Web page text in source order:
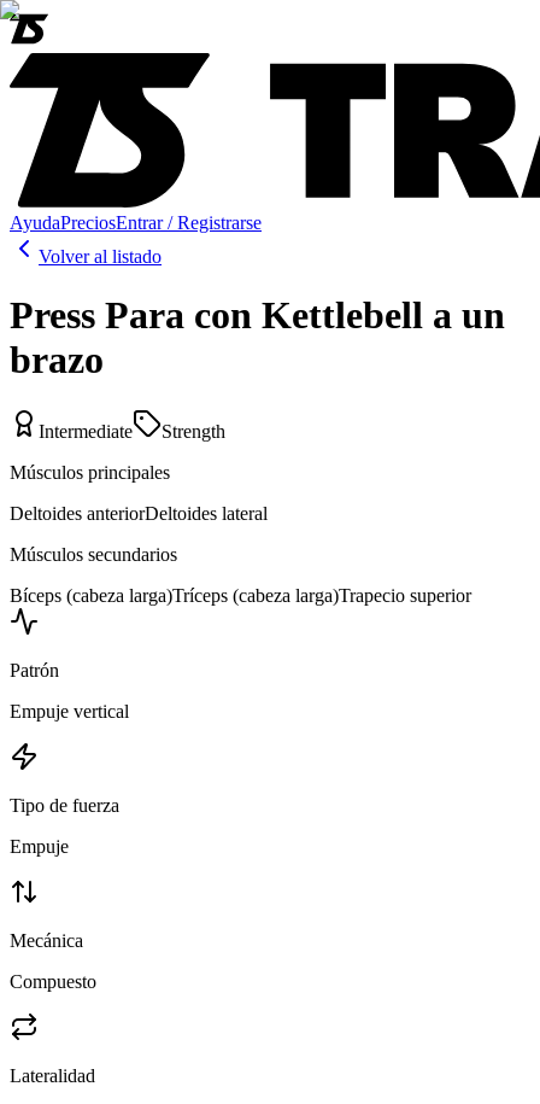
AyudaPreciosEntrar / Registrarse
Volver al listado
Press Para con Kettlebell a un
brazo
Intermediate
Strength
Músculos principales
Deltoides anteriorDeltoides lateral
Músculos secundarios
Bíceps (cabeza larga)Tríceps (cabeza larga)Trapecio superior
Patrón
Empuje vertical
Tipo de fuerza
Empuje
Mecánica
Compuesto
Lateralidad